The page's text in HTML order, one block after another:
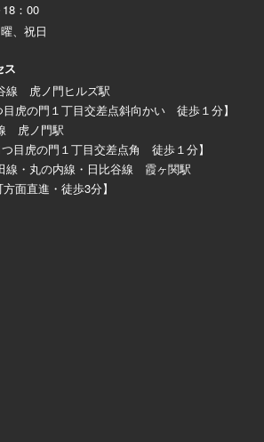
：00
、祝日
ス
線 虎ノ門ヒルズ駅
虎の門１丁目交差点斜向かい 徒歩１分】
虎ノ門駅
目虎の門１丁目交差点角 徒歩１分】
線・丸の内線・日比谷線 霞ヶ関駅
面直進・徒歩3分】